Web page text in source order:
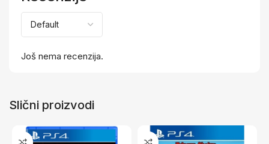
Još nema recenzija.
Slični proizvodi